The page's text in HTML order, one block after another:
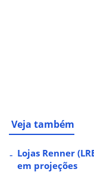
Veja também
Lojas Renner
em projeções